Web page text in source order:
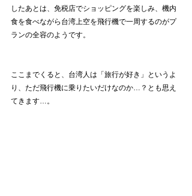
したあとは、免税店でショッピングを楽しみ、機内
食を食べながら台湾上空を飛行機で一周するのがプ
ランの全容のようです。
ここまでくると、台湾人は「旅行が好き」というよ
り、ただ飛行機に乗りたいだけなのか…？とも思え
てきます…。